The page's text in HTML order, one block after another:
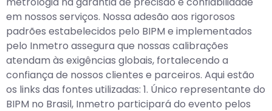
em nossos serviços. Nossa adesão aos rigorosos
padrões estabelecidos pelo BIPM e implementados
pelo Inmetro assegura que nossas calibrações
atendam às exigências globais, fortalecendo a
confiança de nossos clientes e parceiros. Aqui estão
os links das fontes utilizadas: 1. Único representante do
BIPM no Brasil, Inmetro participará do evento pelos